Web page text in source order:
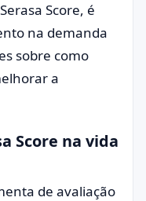
Score, é
na demanda
sobre como
a
Score na vida
de avaliação